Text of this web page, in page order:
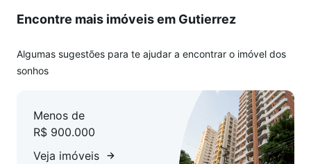
apartamentos por andar. Não possui elevador. Não possui
área de lazer.
Encontre mais imóveis em Gutierrez
Algumas sugestões para te ajudar a encontrar o imóvel dos
sonhos
Menos de
R$ 900.000
Veja imóveis